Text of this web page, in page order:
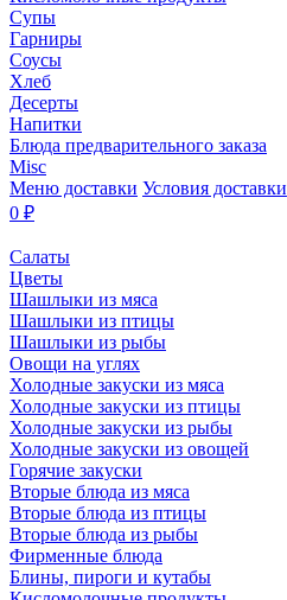
Супы
Гарниры
Соусы
Хлеб
Десерты
Напитки
Блюда предварительного заказа
Misc
Меню доставки Условия доставки
0 ₽
Салаты
Цветы
Шашлыки из мяса
Шашлыки из птицы
Шашлыки из рыбы
Овощи на углях
Холодные закуски из мяса
Холодные закуски из птицы
Холодные закуски из рыбы
Холодные закуски из овощей
Горячие закуски
Вторые блюда из мяса
Вторые блюда из птицы
Вторые блюда из рыбы
Фирменные блюда
Блины, пироги и кутабы